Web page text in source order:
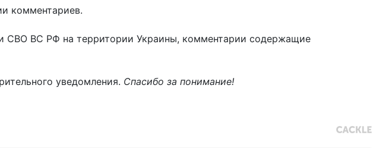
комментариев.
СВО ВС РФ на территории Украины, комментарии содержащие
уведомления. Спасибо за понимание!